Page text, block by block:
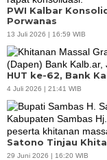
PWI Kalbar
Porwanas
13 Juli 2026 | 16:59 WIB
HUT ke-62, Bank
4 Juli 2026 | 21:41 WIB
Satono Tinjau
29 Juni 2026 | 16:20 WIB